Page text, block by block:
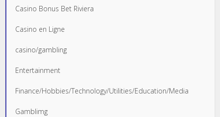
Casino Bonus Bet Riviera
Casino en Ligne
casino/gambling
Entertainment
Finance/Hobbies/Technology/Utilities/Education/Media
Gamblimg